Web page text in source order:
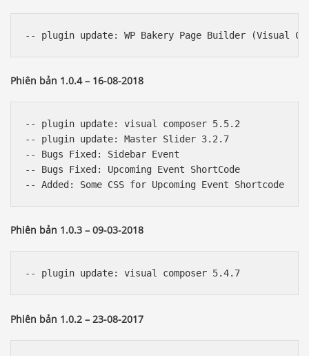
Phiên bản 1.0.4 – 16-08-2018
-- plugin update: visual composer 5.5.2
-- plugin update: Master Slider 3.2.7
-- Bugs Fixed: Sidebar Event
-- Bugs Fixed: Upcoming Event ShortCode
Phiên bản 1.0.3 – 09-03-2018
Phiên bản 1.0.2 – 23-08-2017